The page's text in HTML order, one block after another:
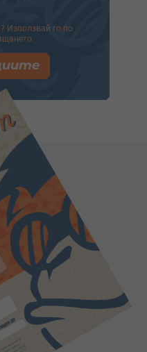
Използвай го по